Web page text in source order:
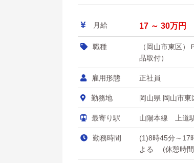
月給 17 ～ 30万円
職種
（岡山市東区
品取付）
雇用形態 正社員
勤務地 岡山県 岡山市東
最寄り駅 山陽本線 上道
勤務時間
(1)8時45分～17
よる (休憩時間